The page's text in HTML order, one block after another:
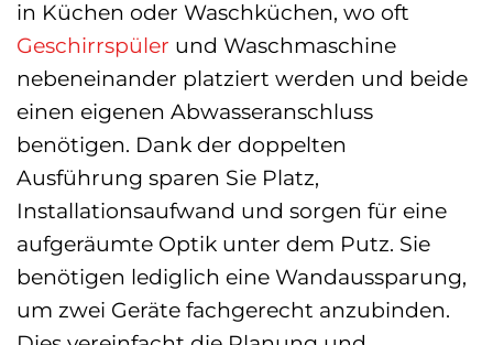
in Küchen oder Waschküchen, wo oft
Geschirrspüler und Waschmaschine
nebeneinander platziert werden und beide
einen eigenen Abwasseranschluss
benötigen. Dank der doppelten
Ausführung sparen Sie Platz,
Installationsaufwand und sorgen für eine
aufgeräumte Optik unter dem Putz. Sie
benötigen lediglich eine Wandaussparung,
um zwei Geräte fachgerecht anzubinden.